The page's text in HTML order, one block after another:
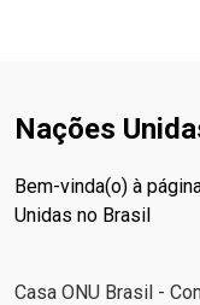
Nações
Bem-vinda(o) à
Unidas no Brasil
Casa ONU Brasil -